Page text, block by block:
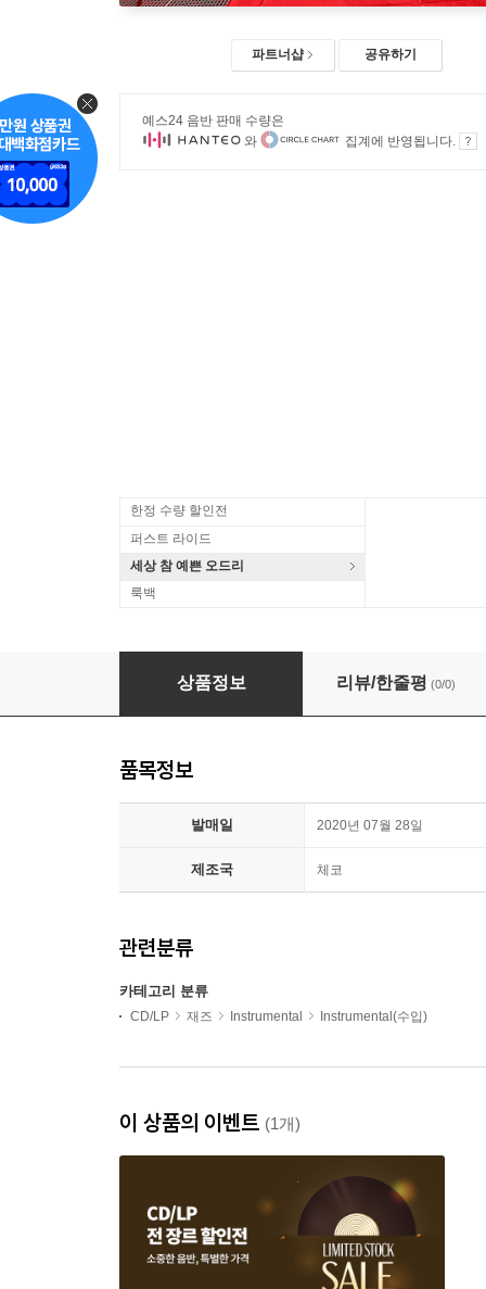
파트너샵 공유하기
예스24 음반 판매 수량은
와
집계에 반영됩니다.
한정 수량 할인전
퍼스트 라이드
세상 참 예쁜 오드리
룩백
Gerald Clayton (제랄드 클레이턴) -
상품정보 리뷰/한줄평 (0/0)
품목정보
발매일 2020년 07월 28일
제조국 체코
관련분류
카테고리 분류
CD/LP 재즈 Instrumental Instrumental(수입)
이 상품의 이벤트 (1개)